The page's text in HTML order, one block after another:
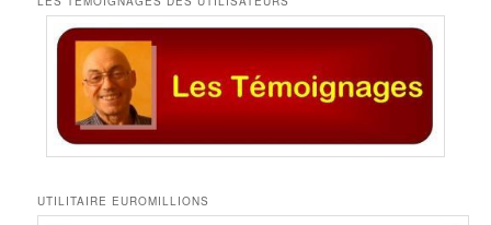
UTILITAIRE EUROMILLIONS